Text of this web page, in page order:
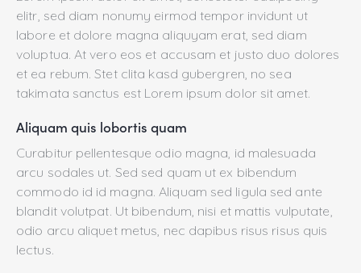
elitr, sed diam nonumy eirmod tempor invidunt ut
labore et dolore magna aliquyam erat, sed diam
voluptua. At vero eos et accusam et justo duo dolores
et ea rebum. Stet clita kasd gubergren, no sea
takimata sanctus est Lorem ipsum dolor sit amet.
Aliquam quis lobortis quam
Curabitur pellentesque odio magna, id malesuada
arcu sodales ut. Sed sed quam ut ex bibendum
commodo id id magna. Aliquam sed ligula sed ante
blandit volutpat. Ut bibendum, nisi et mattis vulputate,
odio arcu aliquet metus, nec dapibus risus risus quis
lectus.